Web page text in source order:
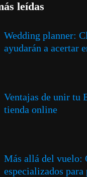
leídas
Wedding planner:
ayudarán a acertar
Ventajas de unir tu
tienda online
Más allá del vuelo:
especializados